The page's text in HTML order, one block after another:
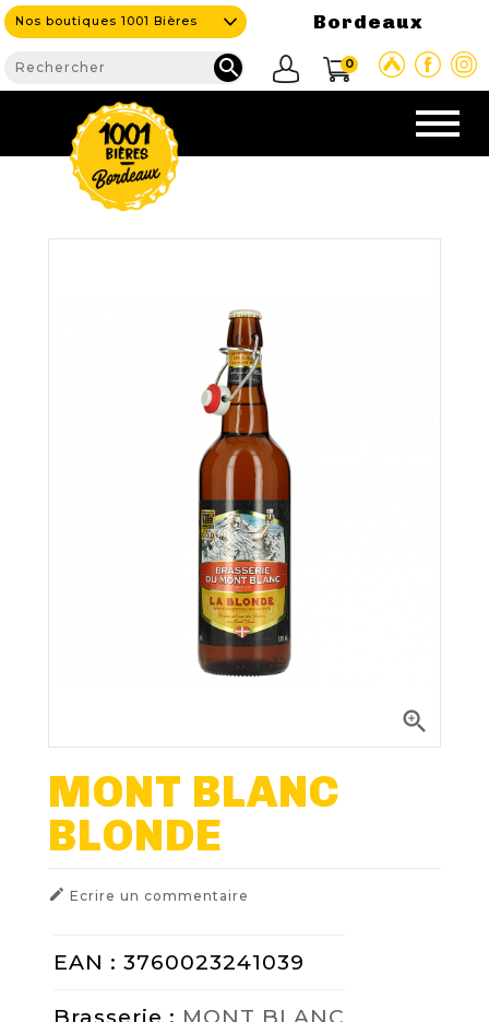
Nos boutiques 1001 Bières Bordeaux
 0

NOS PRODUITS
Nouveautés
Nos Bières
Nos Fûts De Bière
Nos Spiritueux
Nos Boxes
Paniers Cadeaux À Composer
FIDÉLITÉ
BLOG
NOUS CONTACTER

MONT BLANC
BLONDE
 Ecrire un commentaire
EAN : 3760023241039
Brasserie : MONT BLANC